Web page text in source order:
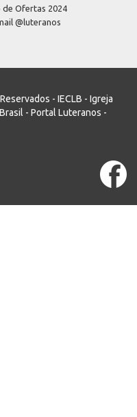
de Ofertas 2024
@luteranos
- IECLB - Igreja
- Portal Luteranos -